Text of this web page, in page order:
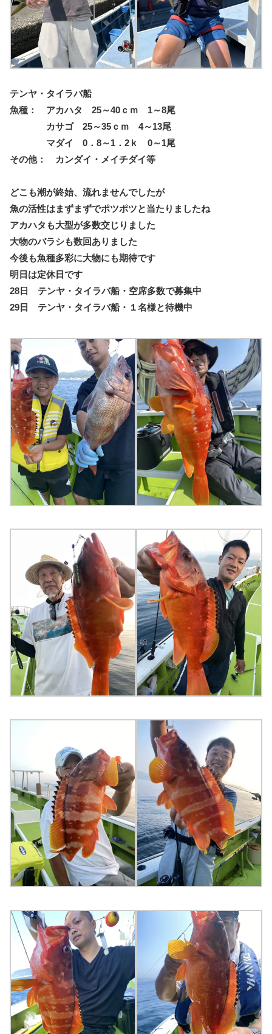
テンヤ・タイラバ船
魚種： アカハタ 25～40ｃｍ 1～8尾
カサゴ 25～35ｃｍ 4～13尾
マダイ 0．8～1．2ｋ 0～1尾
その他： カンダイ・メイチダイ等
どこも潮が終始、流れませんでしたが
魚の活性はまずまずでポツポツと当たりましたね
アカハタも大型が多数交じりました
大物のバラシも数回ありました
今後も魚種多彩に大物にも期待です
明日は定休日です
28日 テンヤ・タイラバ船・空席多数で募集中
29日 テンヤ・タイラバ船・１名様と待機中